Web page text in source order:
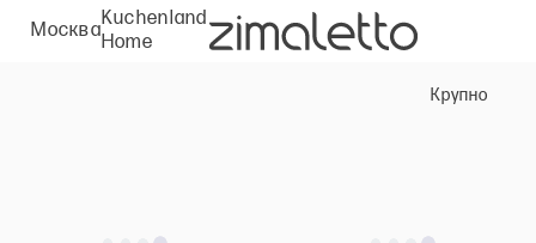
Москва
Kuchenland
Home
Крупно